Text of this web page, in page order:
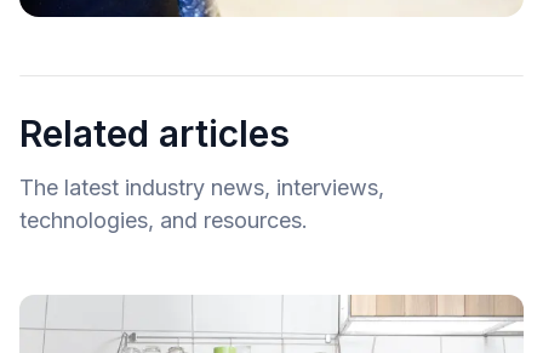
Related articles
The latest industry news, interviews,
technologies, and resources.